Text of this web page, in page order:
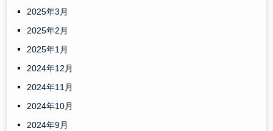
2025年3月
2025年2月
2025年1月
2024年12月
2024年11月
2024年10月
2024年9月